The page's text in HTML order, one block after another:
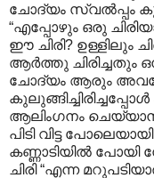
ചോദ്യം സ്വല്‍പ്പം
“എപ്പോഴും ഒരു
ഈ ചിരി? ഉള്ളിലും
ആര്‍ത്തു ചിരിച്ചതും
ചോദ്യം ആരും അവരോട്
ആലിംഗനം ചെയ്യാന്‍
പിടി വിട്ട
കണ്ണാടിയില്‍ പോയി
ചിരി “എന്ന